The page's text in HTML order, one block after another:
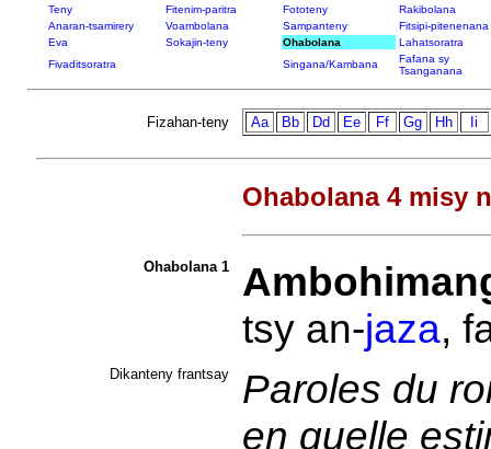
Teny Fitenim-paritra Fototeny
Rakibolana
Anaran-tsamirery
Voambolana Sampanteny
Fitsipi-pitenenana
Eva
Sokajin-teny Ohabolana
Lahatsoratra
Fivaditsoratra
Singana/Kambana
Fafana sy
Tsanganana
Fizahan-teny Aa Bb Dd Ee Ff Gg Hh Ii
Ohabolana 4 misy
Ohabolana 1
tsy an-jaza,
Dikanteny frantsay
Paroles du
en quelle